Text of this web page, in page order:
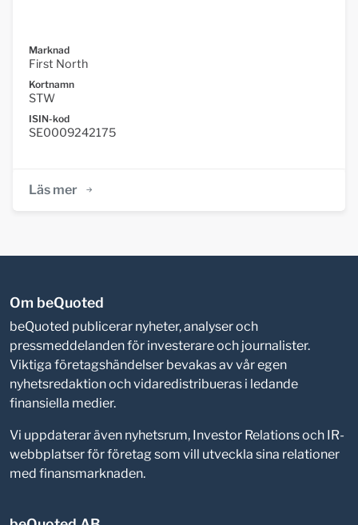
Marknad
First North
Kortnamn
STW
ISIN-kod
SE0009242175
Läs mer
Om beQuoted
beQuoted publicerar nyheter, analyser och
pressmeddelanden för investerare och journalister.
Viktiga företagshändelser bevakas av vår egen
nyhetsredaktion och vidaredistribueras i ledande
finansiella medier.
Vi uppdaterar även nyhetsrum, Investor Relations och IR-
webbplatser för företag som vill utveckla sina relationer
med finansmarknaden.